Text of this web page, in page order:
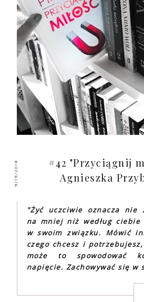
9/19/2018
#42 "Przyciągnij
Agnieszka
"Żyć uczciwie oznacza nie
na mniej niż według ciebie
w swoim związku. Mówić
czego chcesz i
może to spowodować
napięcie. Zachowywać się w